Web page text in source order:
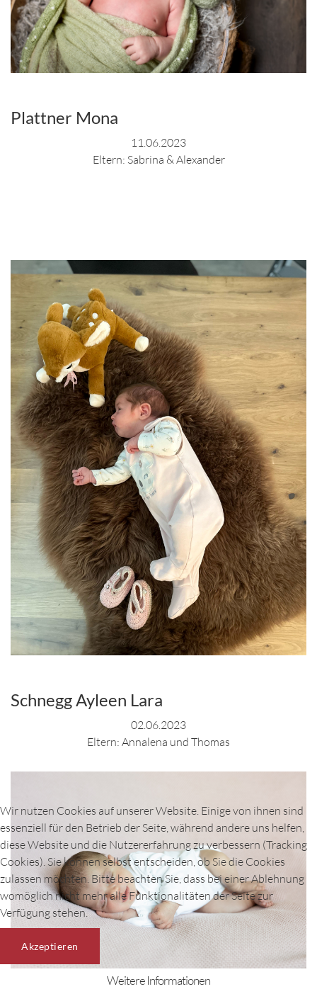
Plattner Mona
11.06.2023
Eltern: Sabrina & Alexander
Schnegg Ayleen Lara
02.06.2023
Eltern: Annalena und Thomas
Wir nutzen Cookies auf unserer Website. Einige von ihnen sind
essenziell für den Betrieb der Seite, während andere uns helfen,
diese Website und die Nutzererfahrung zu verbessern (Tracking
Cookies). Sie können selbst entscheiden, ob Sie die Cookies
zulassen möchten. Bitte beachten Sie, dass bei einer Ablehnung
womöglich nicht mehr alle Funktionalitäten der Seite zur
Verfügung stehen.
Akzeptieren
Weitere Informationen